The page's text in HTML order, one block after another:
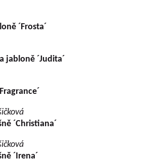
´Frosta´
jabloně ´Judita´
´Christiana´
´Irena´